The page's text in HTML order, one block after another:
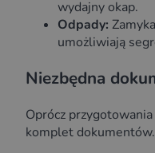
wydajny okap.
Odpady:
umożliwiają
Niezbędna
Oprócz
komplet